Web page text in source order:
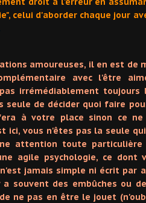
celui d'aborder chaque jour
amoureuses, il en est de
avec l'être
irrémédiablement toujours
seule de décider quoi faire
à votre place sinon ce
ici, vous n'êtes pas la seule
attention toute
agile psychologie, ce dont
jamais simple ni écrit par
souvent des embûches ou
ne pas en être le jouet